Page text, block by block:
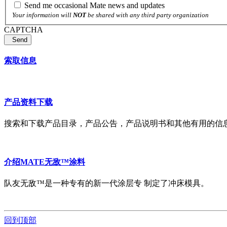
Send me occasional Mate news and updates
Your information will NOTbe shared with any third party organization
CAPTCHA
Send
索取信息
产品资料下载
搜索和下载产品目录，产品公告，产品说明书和其他有用的信
介绍MATE无敌™涂料
队友无敌™是一种专有的新一代涂层专 制定了冲床模具。
回到顶部